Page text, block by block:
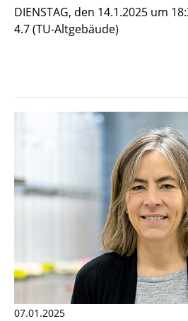
DIENSTAG, den 14.1.2025 um
4.7 (TU-Altgebäude)
07.01.2025